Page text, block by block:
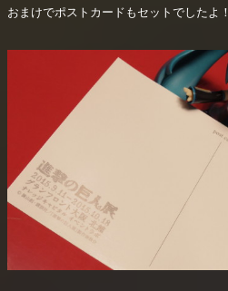
おまけでポストカードもセットでしたよ！